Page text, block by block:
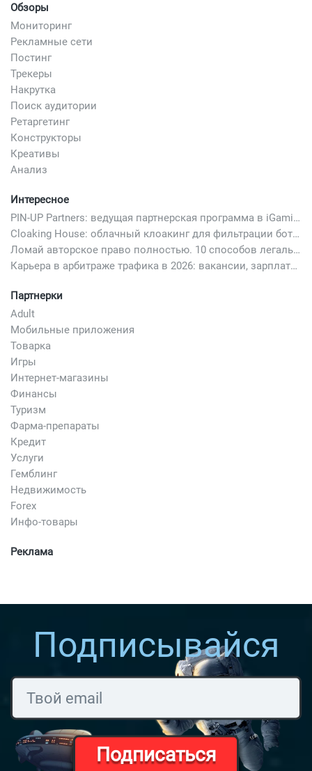
Обзоры
Мониторинг
Рекламные сети
Постинг
Трекеры
Накрутка
Поиск аудитории
Ретаргетинг
Конструкторы
Креативы
Анализ
Интересное
PIN-UP Partners: ведущая партнерская программа в iGaming
Cloaking House: облачный клоакинг для фильтрации ботов FB и Google Ads — гайд PHP-интеграции 2026
Ломай авторское право полностью. 10 способов легально добавить любимый трек в свой креатив
Карьера в арбитраже трафика в 2026: вакансии, зарплаты и как начать
Партнерки
Adult
Мобильные приложения
Товарка
Игры
Интернет-магазины
Финансы
Туризм
Фарма-препараты
Кредит
Услуги
Гемблинг
Недвижимость
Forex
Инфо-товары
Реклама
Подписывайся
Подписаться